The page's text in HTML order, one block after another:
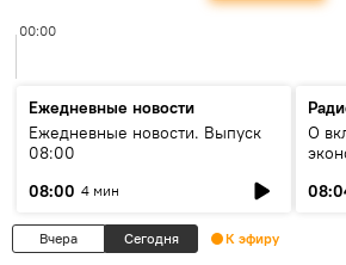
00:00
Ежедневные новости
Ежедневные новости. Выпуск
08:00
08:00 4 мин
О
Вчера Сегодня К эфиру